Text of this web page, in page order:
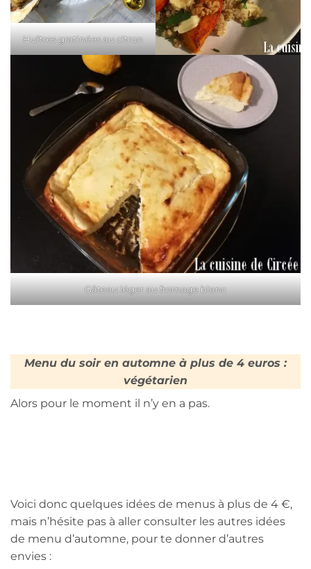
Huîtres gratinées au citron
Gâteau léger au fromage blanc
Menu du soir en automne à plus de 4 euros :
végétarien
Alors pour le moment il n’y en a pas.
Voici donc quelques idées de menus à plus de 4 €,
mais n’hésite pas à aller consulter les autres idées
de menu d’automne, pour te donner d’autres
envies :